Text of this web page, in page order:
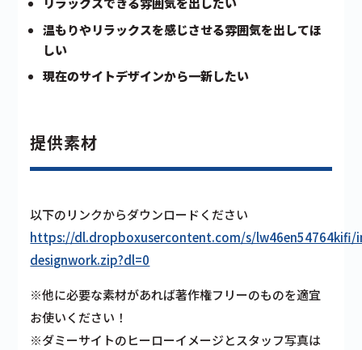
温もりやリラックスを感じさせる雰囲気を出してほ
しい
現在のサイトデザインから一新したい
提供素材
以下のリンクからダウンロードください
https://dl.dropboxusercontent.com/s/lw46en54764kifi/
designwork.zip?dl=0
※他に必要な素材があれば著作権フリーのものを適宜
お使いください！
※ダミーサイトのヒーローイメージとスタッフ写真は